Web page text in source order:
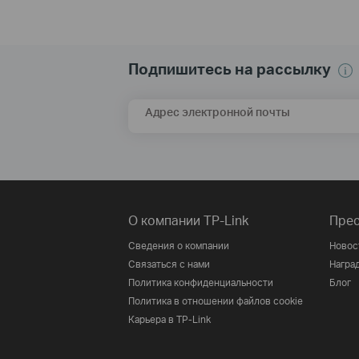
Подпишитесь на рассылку
Адрес электронной почты
О компании TP-Link
Сведения о компании
Связаться с нами
Политика конфиденциальности
Политика в отношении файлов cookie
Карьера в TP-Link
Блог